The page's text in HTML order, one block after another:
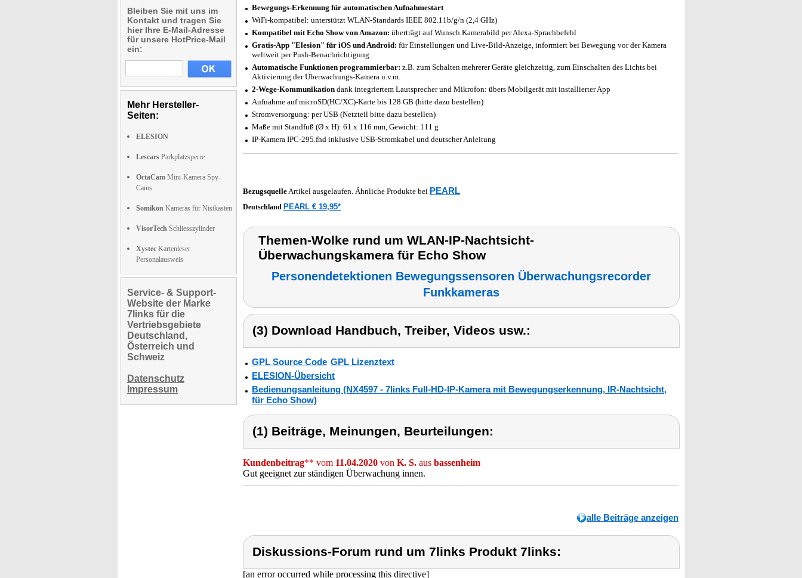
Bleiben Sie mit uns im
Kontakt und tragen Sie
hier Ihre E-Mail-Adresse
für unsere HotPrice-Mail
ein:
Mehr Hersteller-
Seiten:
ELESION
Lescars Parkplatzsperre
OctaCam Mini-Kamera Spy-
Cams
Somikon Kameras für Nistkasten
VisorTech Schliesszylinder
Xystec Kartenleser
Personalausweis
Service- & Support-
Website der Marke
7links für die
Vertriebsgebiete
Deutschland,
Österreich und
Schweiz
Datenschutz
Impressum
Bewegungs-Erkennung für automatischen Aufnahmestart
WiFi-kompatibel: unterstützt WLAN-Standards IEEE 802.11b/g/n (2,4 GHz)
Kompatibel mit Echo Show von Amazon: überträgt auf Wunsch Kamerabild per Alexa-Sprachbefehl
Gratis-App "Elesion" für iOS und Android: für Einstellungen und Live-Bild-Anzeige, informiert bei Bewegung vor der Kamera
weltweit per Push-Benachrichtigung
Automatische Funktionen programmierbar: z.B. zum Schalten mehrerer Geräte gleichzeitig, zum Einschalten des Lichts bei
Aktivierung der Überwachungs-Kamera u.v.m.
2-Wege-Kommunikation dank integriertem Lautsprecher und Mikrofon: übers Mobilgerät mit installierter App
Aufnahme auf microSD(HC/XC)-Karte bis 128 GB (bitte dazu bestellen)
Stromversorgung: per USB (Netzteil bitte dazu bestellen)
Maße mit Standfuß (Ø x H): 61 x 116 mm, Gewicht: 111 g
IP-Kamera IPC-295.fhd inklusive USB-Stromkabel und deutscher Anleitung
BezugsquelleArtikel ausgelaufen. Ähnliche Produkte bei PEARL
Deutschland PEARL € 19,95*
Themen-Wolke rund um WLAN-IP-Nachtsicht-
Überwachungskamera für Echo Show
Personendetektionen Bewegungssensoren Überwachungsrecorder
Funkkameras
(3) Download Handbuch, Treiber, Videos usw.:
GPL Source Code GPL Lizenztext
ELESION-Übersicht
Bedienungsanleitung (NX4597 - 7links Full-HD-IP-Kamera mit Bewegungserkennung, IR-Nachtsicht,
für Echo Show)
(1) Beiträge, Meinungen, Beurteilungen:
Kundenbeitrag** vom 11.04.2020 von K. S. aus bassenheim
Gut geeignet zur ständigen Überwachung innen.
alle Beiträge anzeigen
Diskussions-Forum rund um 7links Produkt 7links:
[an error occurred while processing this directive]